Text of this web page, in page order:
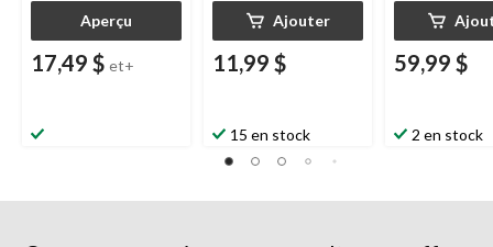
Aperçu
17,49 $ et+
Ajouter
11,99 $
15 en stock
59,99 $
2 en stock